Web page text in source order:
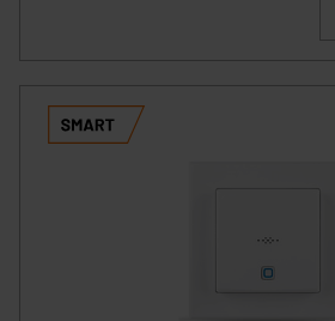
erteilte Zustimmung können Sie
Weiterverarbeitung dieser Daten
Analyse bis zum Zeitpunkt des